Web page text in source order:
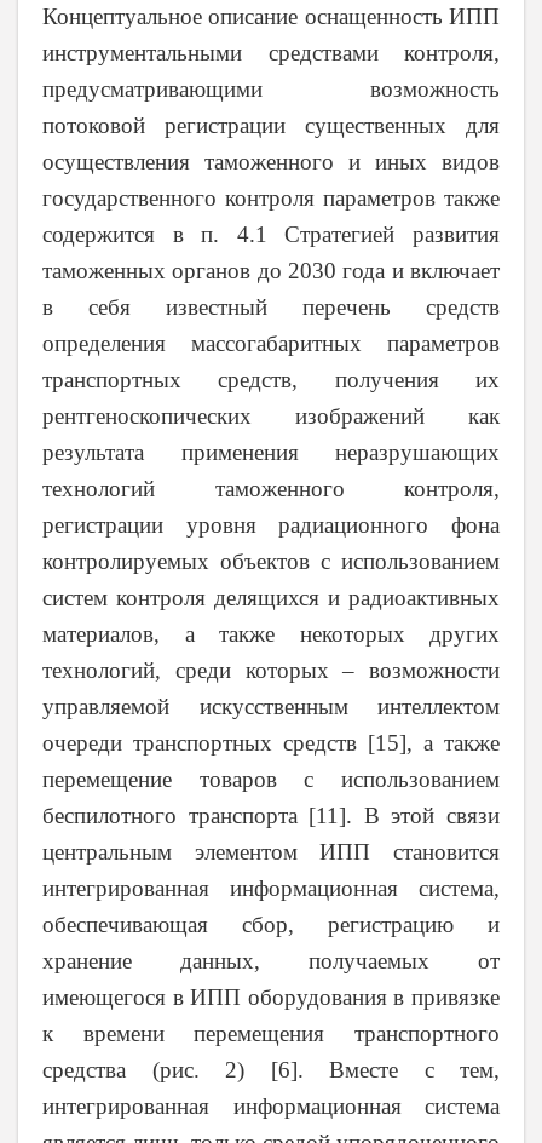
Концептуальное описание оснащенность ИПП
инструментальными средствами контроля,
предусматривающими возможность
потоковой регистрации существенных для
осуществления таможенного и иных видов
государственного контроля параметров также
содержится в п. 4.1 Стратегией развития
таможенных органов до 2030 года и включает
в себя известный перечень средств
определения массогабаритных параметров
транспортных средств, получения их
рентгеноскопических изображений как
результата применения неразрушающих
технологий таможенного контроля,
регистрации уровня радиационного фона
контролируемых объектов с использованием
систем контроля делящихся и радиоактивных
материалов, а также некоторых других
технологий, среди которых – возможности
управляемой искусственным интеллектом
очереди транспортных средств [15], а также
перемещение товаров с использованием
беспилотного транспорта [11]. В этой связи
центральным элементом ИПП становится
интегрированная информационная система,
обеспечивающая сбор, регистрацию и
хранение данных, получаемых от
имеющегося в ИПП оборудования в привязке
к времени перемещения транспортного
средства (рис. 2) [6]. Вместе с тем,
интегрированная информационная система